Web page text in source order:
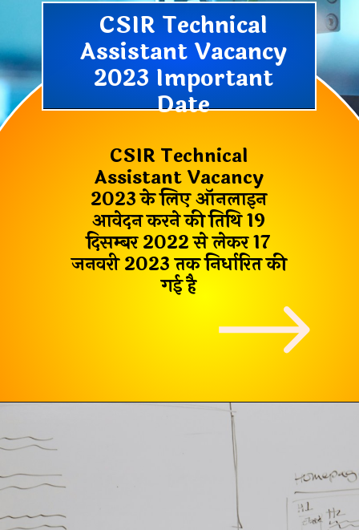
CSIR Technical
Assistant Vacancy
2023 Important
Date
CSIR Technical
Assistant Vacancy
2023के लिए ऑनलाइन
आवेदन करने की तिथि 19
दिसम्बर 2022 से लेकर 17
जनवरी 2023 तक निर्धारित की
गई है